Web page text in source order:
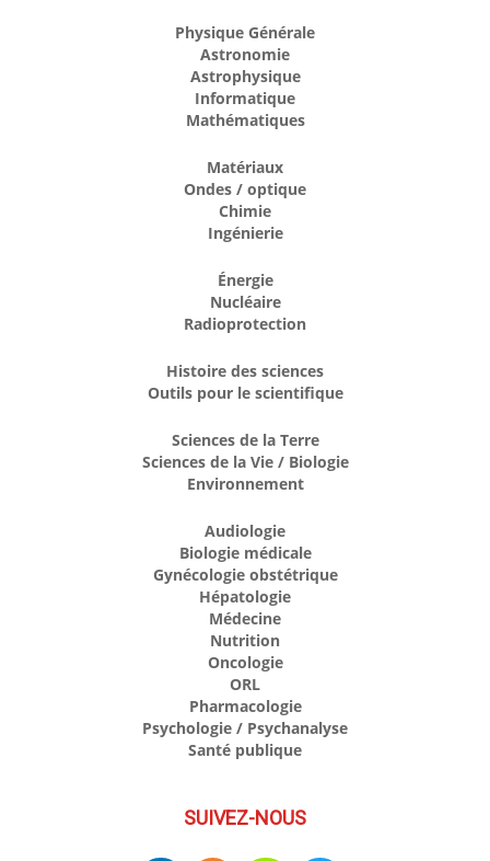
Physique Générale
Astronomie
Astrophysique
Informatique
Mathématiques
Matériaux
Ondes / optique
Chimie
Ingénierie
Énergie
Nucléaire
Radioprotection
Histoire des sciences
Outils pour le scientifique
Sciences de la Terre
Sciences de la Vie / Biologie
Environnement
Audiologie
Biologie médicale
Gynécologie obstétrique
Hépatologie
Médecine
Nutrition
Oncologie
ORL
Pharmacologie
Psychologie / Psychanalyse
Santé publique
SUIVEZ-NOUS